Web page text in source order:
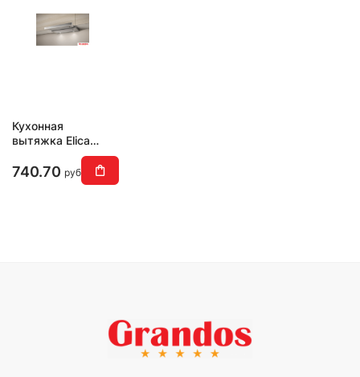
Кухонная
вытяжка Elica
Elite 26 IX/A/60
740.70 руб